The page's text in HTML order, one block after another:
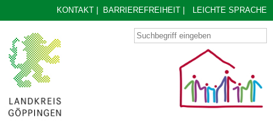
KONTAKT BARRIEREFREIHEIT LEICHTE SPRACHE